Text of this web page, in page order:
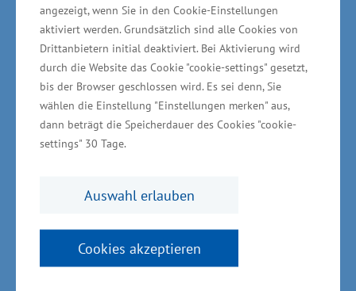
angezeigt, wenn Sie in den Cookie-Einstellungen
aktiviert werden. Grundsätzlich sind alle Cookies von
Drittanbietern initial deaktiviert. Bei Aktivierung wird
durch die Website das Cookie "cookie-settings" gesetzt,
bis der Browser geschlossen wird. Es sei denn, Sie
wählen die Einstellung "Einstellungen merken" aus,
dann beträgt die Speicherdauer des Cookies "cookie-
settings" 30 Tage.
Auswahl erlauben
Cookies akzeptieren
anwendungsorientierte Forschung haben das
INP zu einer der führenden Einrichtungen im
Bereich der Plasmatechnologie gemacht“, sagte
Meyer.
Preisträgerin in der Kategorie „Junior Award“ ist
Dr. Katharina Hoff, die derzeit als Privatdozentin
Universität Greifswald tätig ist. Die
Forschungsarbeiten im Bereich der
anwendungsorientierten Forschung verliehen.